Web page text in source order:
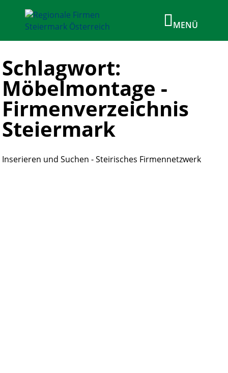
Schlagwort:
Möbelmontage -
Firmenverzeichnis
Steiermark
Inserieren und Suchen - Steirisches Firmennetzwerk